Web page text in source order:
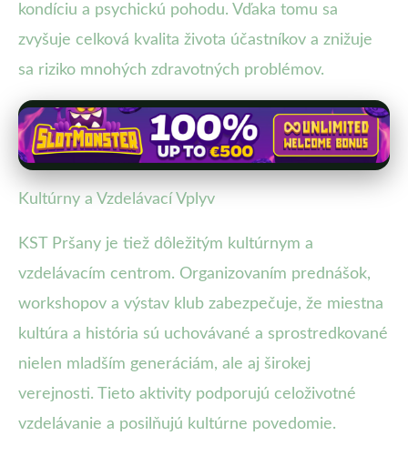
kondíciu a psychickú pohodu. Vďaka tomu sa
zvyšuje celková kvalita života účastníkov a znižuje
sa riziko mnohých zdravotných problémov.
Kultúrny a Vzdelávací Vplyv
KST Pršany je tiež dôležitým kultúrnym a
vzdelávacím centrom. Organizovaním prednášok,
workshopov a výstav klub zabezpečuje, že miestna
kultúra a história sú uchovávané a sprostredkované
nielen mladším generáciám, ale aj širokej
verejnosti. Tieto aktivity podporujú celoživotné
vzdelávanie a posilňujú kultúrne povedomie.